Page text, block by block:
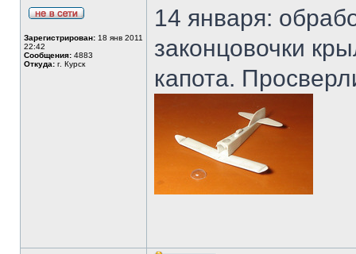
Зарегистрирован: 18 янв 2011
22:42
Сообщения: 4883
Откуда: г. Курск
14 января:
законцовочки
капота.